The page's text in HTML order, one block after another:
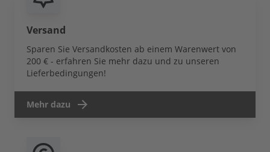
Versand
Sparen Sie Versandkosten ab einem Warenwert von
200 € - erfahren Sie mehr dazu und zu unseren
Lieferbedingungen!
Mehr dazu